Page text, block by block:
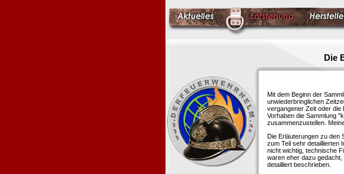
Die
Mit dem Beginn der
unwiederbringlichen
vergangener Zeit oder die
Vorhaben die Sammlung
zusammenzustellen.
Die Erläuterungen zu den
zum Teil sehr detaillierten
nicht wichtig, technische
waren eher dazu
detailliert beschrieben.